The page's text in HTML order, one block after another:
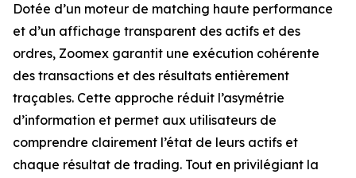
Dotée d’un moteur de matching haute performance
et d’un affichage transparent des actifs et des
ordres, Zoomex garantit une exécution cohérente
des transactions et des résultats entièrement
traçables. Cette approche réduit l’asymétrie
d’information et permet aux utilisateurs de
comprendre clairement l’état de leurs actifs et
chaque résultat de trading. Tout en privilégiant la